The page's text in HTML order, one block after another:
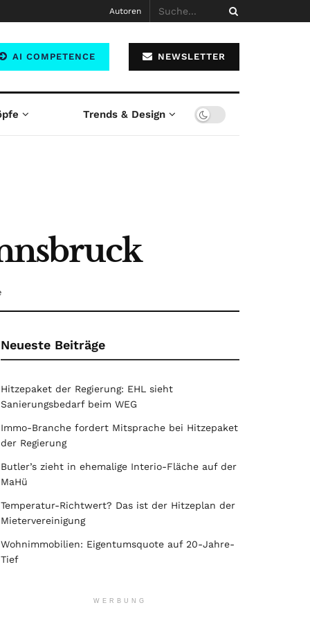
Autoren
AI COMPETENCE NEWSLETTER
Trends & Design
Neueste Beiträge
Hitzepaket der Regierung: EHL sieht
Sanierungsbedarf beim WEG
Immo-Branche fordert Mitsprache bei Hitzepaket
der Regierung
Butler’s zieht in ehemalige Interio-Fläche auf der
MaHü
Temperatur-Richtwert? Das ist der Hitzeplan der
Mietervereinigung
Wohnimmobilien: Eigentumsquote auf 20-Jahre-
Tief
WERBUNG